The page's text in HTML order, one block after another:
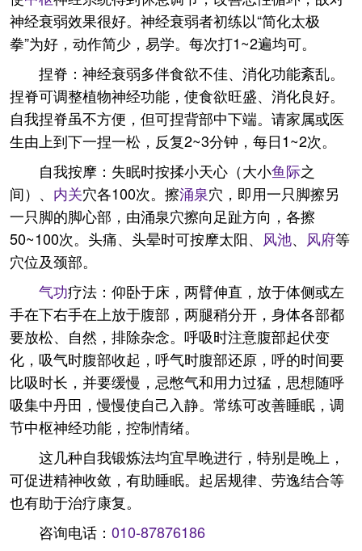
神经衰弱效果很好。神经衰弱者初练以“简化太极
拳”为好，动作简少，易学。每次打1~2遍均可。
捏脊：神经衰弱多伴食欲不佳、消化功能紊乱。
捏脊可调整植物神经功能，使食欲旺盛、消化良好。
自我捏脊虽不方便，但可捏背部中下端。请家属或医
生由上到下一捏一松，反复2~3分钟，每日1~2次。
自我按摩：失眠时按揉小天心（大小鱼际之
间）、 内关穴各100次。擦涌泉穴，即用一只脚擦另
一只脚的脚心部，由涌泉穴擦向足趾方向，各擦
50~100次。头痛、头晕时可按摩太阳、 风池、 风府等
穴位及颈部。
气功疗法：仰卧于床，两臂伸直，放于体侧或左
手在下右手在上放于腹部，两腿稍分开，身体各部都
要放松、自然，排除杂念。呼吸时注意腹部起伏变
化，吸气时腹部收起，呼气时腹部还原，呼的时间要
比吸时长，并要缓慢，忌憋气和用力过猛，思想随呼
吸集中丹田，慢慢使自己入静。常练可改善睡眠，调
节中枢神经功能，控制情绪。
这几种自我锻炼法均宜早晚进行，特别是晚上，
可促进精神收敛，有助睡眠。起居规律、劳逸结合等
也有助于治疗康复。
咨询电话： 010-87876186